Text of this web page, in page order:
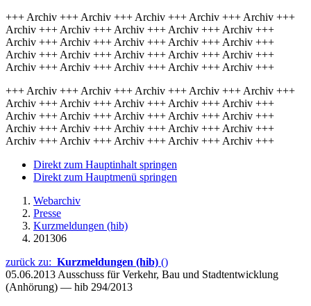
+++ Archiv +++ Archiv +++ Archiv +++ Archiv +++ Archiv +++
Archiv +++ Archiv +++ Archiv +++ Archiv +++ Archiv +++
Archiv +++ Archiv +++ Archiv +++ Archiv +++ Archiv +++
Archiv +++ Archiv +++ Archiv +++ Archiv +++ Archiv +++
Archiv +++ Archiv +++ Archiv +++ Archiv +++ Archiv +++
+++ Archiv +++ Archiv +++ Archiv +++ Archiv +++ Archiv +++
Archiv +++ Archiv +++ Archiv +++ Archiv +++ Archiv +++
Archiv +++ Archiv +++ Archiv +++ Archiv +++ Archiv +++
Archiv +++ Archiv +++ Archiv +++ Archiv +++ Archiv +++
Archiv +++ Archiv +++ Archiv +++ Archiv +++ Archiv +++
Direkt zum Hauptinhalt springen
Direkt zum Hauptmenü springen
Webarchiv
Presse
Kurzmeldungen (hib)
201306
zurück zu: Kurzmeldungen (hib) ()
05.06.2013 Ausschuss für Verkehr, Bau und Stadtentwicklung
(Anhörung) — hib 294/2013